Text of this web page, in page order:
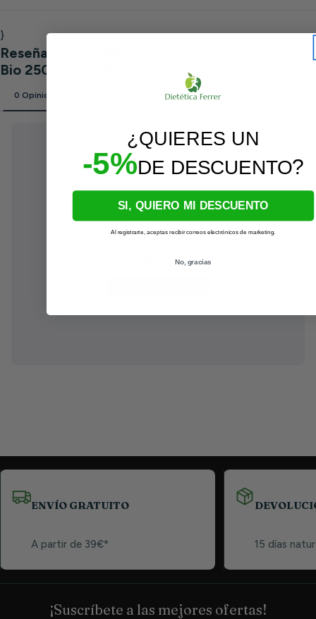
}
ENVÍO GRATUITO
A partir de 39€* 15 días
¡Suscríbete a las mejores ofertas!
¿QUIERES UN
-5%DE DESCUENTO?
SI, QUIERO MI DESCUENTO
Al registrarte, aceptas recibir correos electrónicos de marketing.
No, gracias